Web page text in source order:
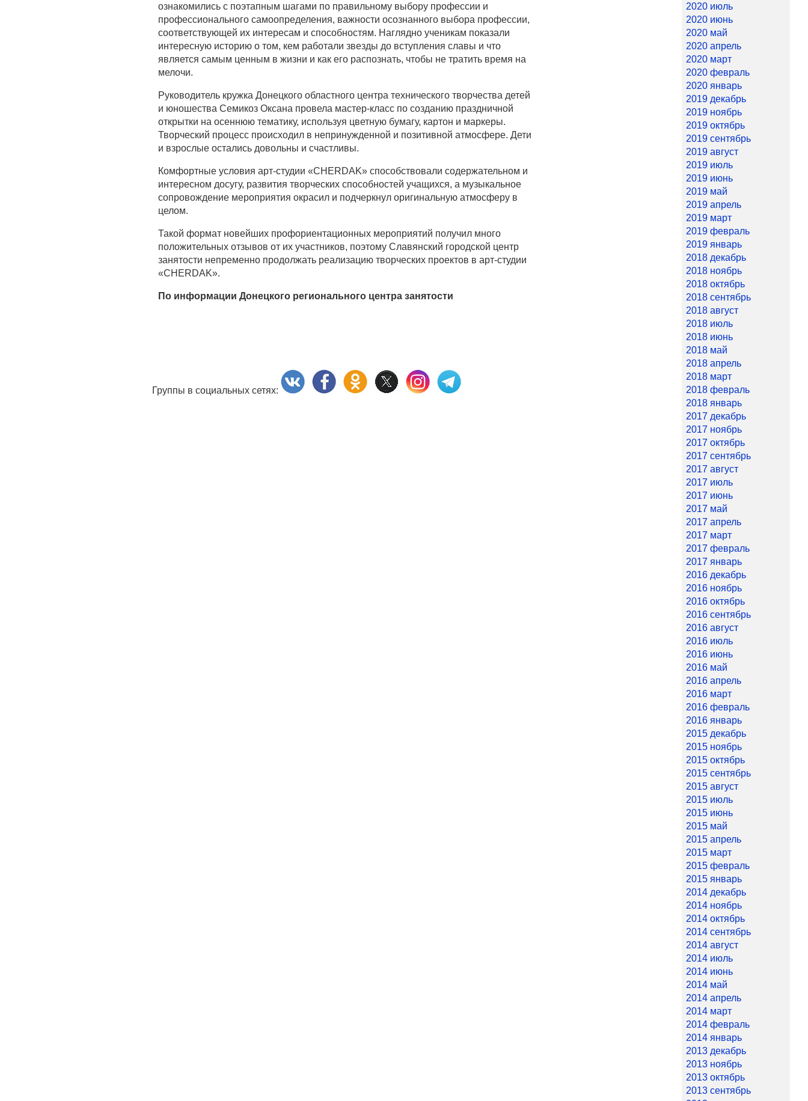
ознакомились с поэтапным шагами по правильному выбору профессии и
профессионального самоопределения, важности осознанного выбора профессии,
соответствующей их интересам и способностям. Наглядно ученикам показали
интересную историю о том, кем работали звезды до вступления славы и что
является самым ценным в жизни и как его распознать, чтобы не тратить время на
мелочи.
Руководитель кружка Донецкого областного центра технического творчества детей
и юношества Семикоз Оксана провела мастер-класс по созданию праздничной
открытки на осеннюю тематику, используя цветную бумагу, картон и маркеры.
Творческий процесс происходил в непринужденной и позитивной атмосфере. Дети
и взрослые остались довольны и счастливы.
Комфортные условия арт-студии «CHERDAK» способствовали содержательном и
интересном досугу, развития творческих способностей учащихся, а музыкальное
сопровождение мероприятия окрасил и подчеркнул оригинальную атмосферу в
целом.
Такой формат новейших профориентационных мероприятий получил много
положительных отзывов от их участников, поэтому Славянский городской центр
занятости непременно продолжать реализацию творческих проектов в арт-студии
«CHERDAK».
По информации Донецкого регионального центра занятости
Группы в социальных сетях:
2020 июль
2020 июнь
2020 май
2020 апрель
2020 март
2020 февраль
2020 январь
2019 декабрь
2019 ноябрь
2019 октябрь
2019 сентябрь
2019 август
2019 июль
2019 июнь
2019 май
2019 апрель
2019 март
2019 февраль
2019 январь
2018 декабрь
2018 ноябрь
2018 октябрь
2018 сентябрь
2018 август
2018 июль
2018 июнь
2018 май
2018 апрель
2018 март
2018 февраль
2018 январь
2017 декабрь
2017 ноябрь
2017 октябрь
2017 сентябрь
2017 август
2017 июль
2017 июнь
2017 май
2017 апрель
2017 март
2017 февраль
2017 январь
2016 декабрь
2016 ноябрь
2016 октябрь
2016 сентябрь
2016 август
2016 июль
2016 июнь
2016 май
2016 апрель
2016 март
2016 февраль
2016 январь
2015 декабрь
2015 ноябрь
2015 октябрь
2015 сентябрь
2015 август
2015 июль
2015 июнь
2015 май
2015 апрель
2015 март
2015 февраль
2015 январь
2014 декабрь
2014 ноябрь
2014 октябрь
2014 сентябрь
2014 август
2014 июль
2014 июнь
2014 май
2014 апрель
2014 март
2014 февраль
2014 январь
2013 декабрь
2013 ноябрь
2013 октябрь
2013 сентябрь